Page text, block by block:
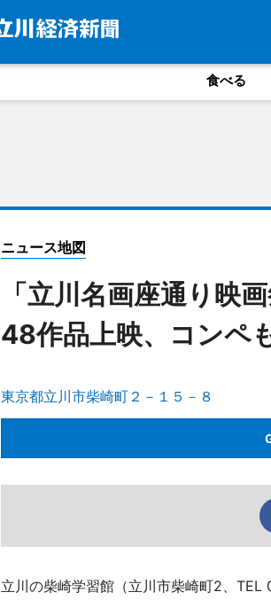
食べる
ニュース地図
「立川名画座通り映
48作品上映、コンペ
東京都立川市柴崎町２－１５－８
立川の柴崎学習館（立川市柴崎町2、